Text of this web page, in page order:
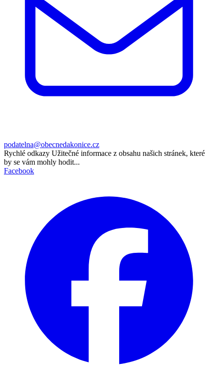
podatelna@obecnedakonice.cz
Rychlé odkazy Užitečné informace z obsahu našich stránek, které
by se vám mohly hodit...
Facebook